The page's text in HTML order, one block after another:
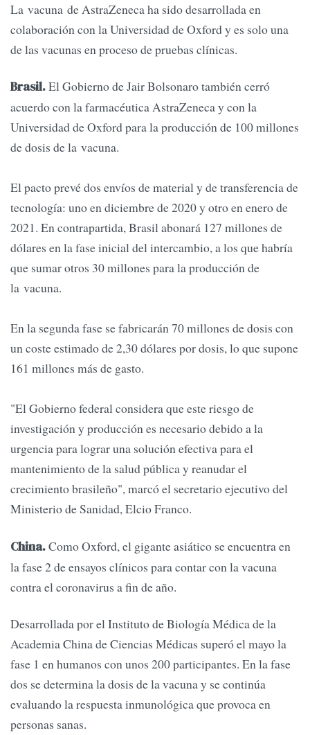
La vacuna de AstraZeneca ha sido desarrollada en
colaboración con la Universidad de Oxford y es solo una
de las vacunas en proceso de pruebas clínicas.
Brasil.El Gobierno de Jair Bolsonaro también cerró
acuerdo con la farmacéutica AstraZeneca y con la
Universidad de Oxford para la producción de 100 millones
de dosis de la vacuna.
El pacto prevé dos envíos de material y de transferencia de
tecnología: uno en diciembre de 2020 y otro en enero de
2021. En contrapartida, Brasil abonará 127 millones de
dólares en la fase inicial del intercambio, a los que habría
que sumar otros 30 millones para la producción de
la vacuna.
En la segunda fase se fabricarán 70 millones de dosis con
un coste estimado de 2,30 dólares por dosis, lo que supone
161 millones más de gasto.
"El Gobierno federal considera que este riesgo de
investigación y producción es necesario debido a la
urgencia para lograr una solución efectiva para el
mantenimiento de la salud pública y reanudar el
crecimiento brasileño", marcó el secretario ejecutivo del
Ministerio de Sanidad, Elcio Franco.
China.Como Oxford, el gigante asiático se encuentra en
la fase 2 de ensayos clínicos para contar con la vacuna
contra el coronavirus a fin de año.
Desarrollada por el Instituto de Biología Médica de la
Academia China de Ciencias Médicas superó el mayo la
fase 1 en humanos con unos 200 participantes. En la fase
dos se determina la dosis de la vacuna y se continúa
evaluando la respuesta inmunológica que provoca en
personas sanas.